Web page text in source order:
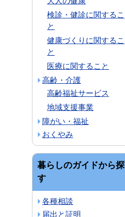
検診・健診に関するこ
と
健康づくりに関するこ
と
医療に関すること
高齢・介護
高齢福祉サービス
地域支援事業
障がい・福祉
おくやみ
暮らしのガイドから探
す
各種相談
届出と証明